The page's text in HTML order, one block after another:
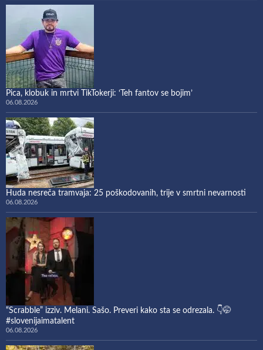
Pica, klobuk in mrtvi TikTokerji: ‘Teh fantov se bojim’
06.08.2026
Huda nesreča tramvaja: 25 poškodovanih, trije v smrtni nevarnosti
06.08.2026
“Scrabble” izziv. Melani. Sašo. Preveri kako sta se odrezala. 👇🤭
#slovenijaimatalent
06.08.2026